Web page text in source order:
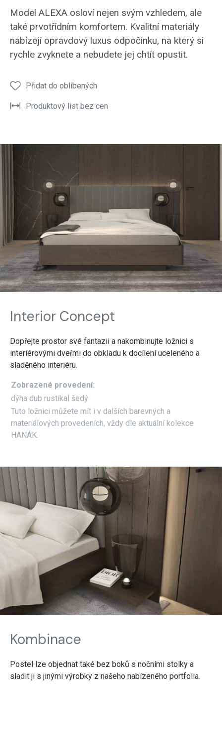
ložnice
ALEXA
opravdový
luxus
odpočinku
ložnice
ALEXA
opravdový
luxus
odpočinku
noční
stolek
postele
ALEXA
noční
stolek
postele
ALEXA
Model ALEXA osloví nejen svým vzhledem, ale
také prvotřídním komfortem. Kvalitní materiály
nabízejí opravdový luxus odpočinku, na který si
rychle zvyknete a nebudete jej chtít opustit.
Přidat do oblíbených
Produktový list bez cen
Interior Concept
Dopřejte prostor své fantazii a nakombinujte ložnici s
interiérovými dveřmi do obkladu k docílení uceleného a
sladěného interiéru.
Zobrazené provedení:
dýha dub rustikal šedý
Tuto ložnici můžete mít i v dalších barevných a
materiálových provedeních, vždy dle aktuální kolekce
HANÁK.
Kombinace
Postel lze objednat také bez boků s nočními stolky a
sladit ji s jinými výrobky z našeho nabízeného portfolia.